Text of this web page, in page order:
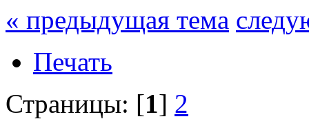
« предыдущая тема
Печать
Страницы: [1] 2